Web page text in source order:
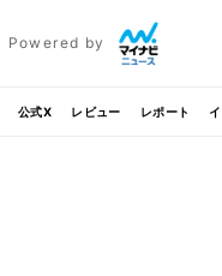
Powered by
公式X レビュー レポート